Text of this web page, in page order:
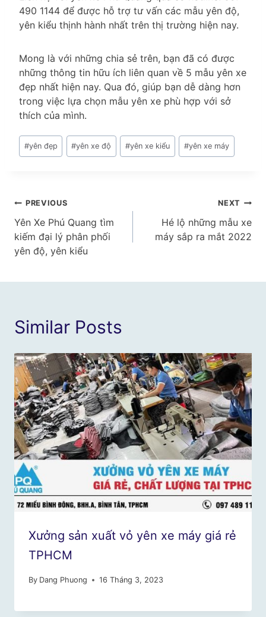
490 1144 để được hỗ trợ tư vấn các mẫu yên độ,
yên kiểu thịnh hành nhất trên thị trường hiện nay.
Mong là với những chia sẻ trên, bạn đã có được
những thông tin hữu ích liên quan về 5 mẫu yên xe
đẹp nhất hiện nay. Qua đó, giúp bạn dễ dàng hơn
trong việc lựa chọn mẫu yên xe phù hợp với sở
thích của mình.
Post
Tags:
#yên đẹp #yên xe độ #yên xe kiểu #yên xe máy
Điều
hướng
bài
viết
PREVIOUS
Yên Xe Phú Quang tìm
kiếm đại lý phân phối
yên độ, yên kiểu
NEXT
Hé lộ những mẫu xe
máy sắp ra mắt 2022
Similar Posts
Xưởng sản xuất vỏ yên xe máy giá rẻ
TPHCM
By Dang Phuong 16 Tháng 3, 2023